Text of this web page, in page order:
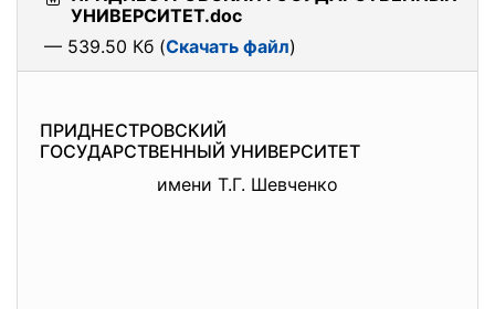
УНИВЕРСИТЕТ.doc
— 539.50 Кб (Скачать файл)
ПРИДНЕСТРОВСКИЙ
ГОСУДАРСТВЕННЫЙ УНИВЕРСИТЕТ
имени Т.Г. Шевченко